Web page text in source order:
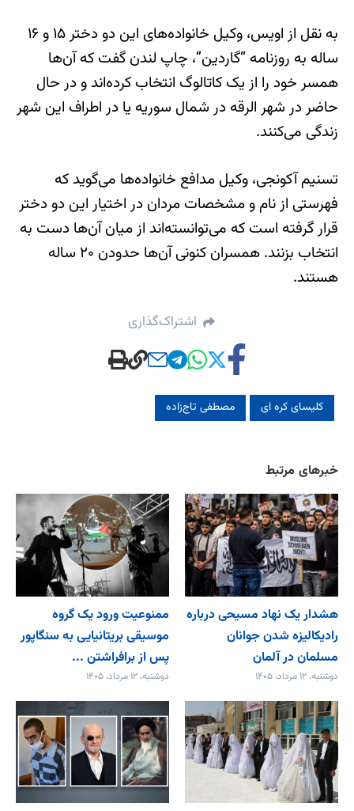
به نقل از اویس، وکیل خانواده‌های این دو دختر ۱۵ و ۱۶
ساله به روزنامه “گاردین”، چاپ لندن گفت که آن‌ها
همسر خود را از یک کاتالوگ انتخاب کرده‌اند و در حال
حاضر در شهر الرقه در شمال سوریه یا در اطراف این شهر
زندگی می‌کنند.
تسنیم آکونجی، وکیل مدافع خانواده‌‌ها می‌گوید که
فهرستی از نام و مشخصات مردان در اختیار این دو دختر
قرار گرفته است که می‌توانسته‌اند از میان آن‌ها دست به
انتخاب بزنند. همسران کنونی ‌آن‌ها حدودن ۲۰ ساله
هستند.
اشتراک‌گذاری
کلیسای کره ای مصطفی تاج‌زاده
خبرهای مرتبط
هشدار یک نهاد مسیحی درباره
رادیکالیزه شدن جوانان
مسلمان در آلمان
دوشنبه، ۱۲ مرداد، ۱۴۰۵
ممنوعیت ورود یک گروه
موسیقی بریتانیایی به سنگاپور
پس از برافراشتن ...
دوشنبه، ۱۲ مرداد، ۱۴۰۵